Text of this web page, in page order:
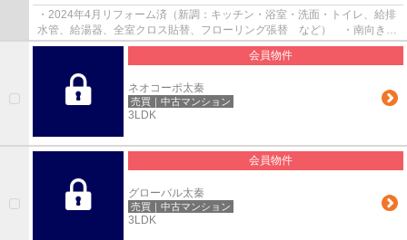
・2024年4月リフォーム済（新調：キッチン・浴室・洗面・トイレ、給排
水管、給湯器、全室クロス貼替、フローリング張替 など） ・南向きバ
ルコニー ・陽当り良好 ・ペット飼育可（...
会員物件
ネオコーポ太秦
売買｜中古マンション
3LDK
会員物件
グローバル太秦
売買｜中古マンション
3LDK